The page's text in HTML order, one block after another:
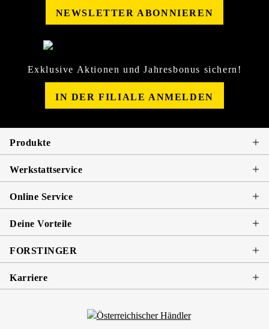
NEWSLETTER ABONNIEREN
Exklusive Aktionen und Jahresbonus sichern!
IN DER FILIALE ANMELDEN
Produkte
Werkstattservice
Online Service
Deine Vorteile
FORSTINGER
Karriere